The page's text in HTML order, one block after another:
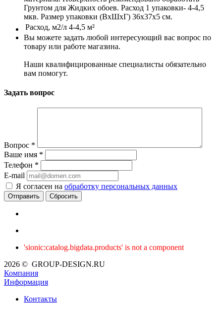
Грунтом для Жидких обоев. Расход 1 упаковки- 4-4,5
мкв. Размер упаковки (ВхШхГ) 36х37х5 см.
Расход, м2/л 4-4,5 м²
Вы можете задать любой интересующий вас вопрос по
товару или работе магазина.
Наши квалифицированные специалисты обязательно
вам помогут.
Задать вопрос
Вопрос *
Ваше имя *
Телефон *
E-mail
Я согласен на обработку персональных данных
Сбросить
'sionic:catalog.bigdata.products' is not a component
2026 © GROUP-DESIGN.RU
Компания
Информация
Контакты